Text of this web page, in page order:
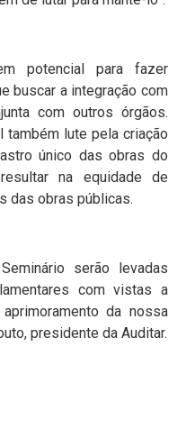
potencial para fazer
buscar a integração com
com outros órgãos.
também lute pela criação
único das obras do
na equidade de
das obras públicas.
serão levadas
com vistas a
da nossa
presidente da Auditar.